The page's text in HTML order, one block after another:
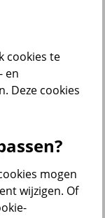
cookies te
en
Deze cookies
mogen
wijzigen. Of